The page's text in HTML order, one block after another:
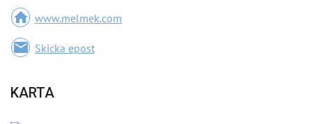
home www.melmek.com
email Skicka epost
KARTA